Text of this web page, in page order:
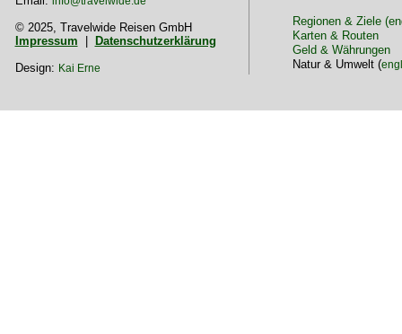
© 2025, Travelwide Reisen GmbH
Impressum
Datenschutzerklärung
Design: Kai Erne
Regionen & Ziele
Karten & Routen
Geld & Währungen
Natur & Umwelt (